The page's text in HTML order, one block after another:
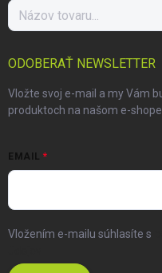
ODOBERAŤ NEWSLETTER
Vložte svoj e-mail a my Vám
produktoch na našom e-
EMAIL
Vložením e-mailu súhlasíte s